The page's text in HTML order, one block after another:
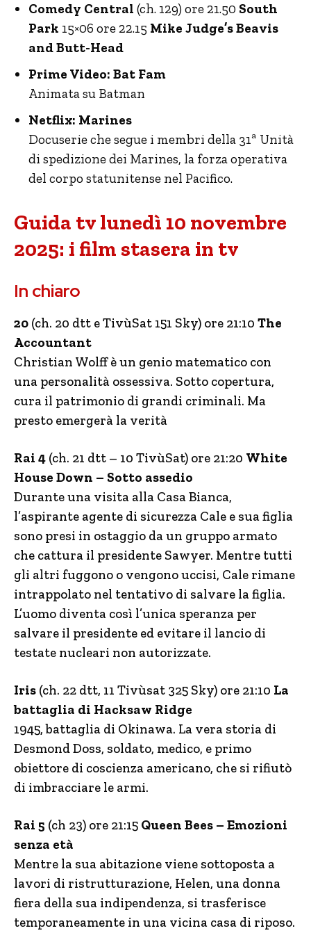
Comedy Central (ch. 129) ore 21.50 South
Park 15×06 ore 22.15 Mike Judge’s Beavis
and Butt-Head
Prime Video: Bat Fam
Animata su Batman
Netflix: Marines
Docuserie che segue i membri della 31ª Unità
di spedizione dei Marines, la forza operativa
del corpo statunitense nel Pacifico.
Guida tv lunedì 10 novembre
2025: i film stasera in tv
In chiaro
20 (ch. 20 dtt e TivùSat 151 Sky) ore 21:10 The
Accountant
Christian Wolff è un genio matematico con
una personalità ossessiva. Sotto copertura,
cura il patrimonio di grandi criminali. Ma
presto emergerà la verità
Rai 4 (ch. 21 dtt – 10 TivùSat) ore 21:20 White
House Down – Sotto assedio
Durante una visita alla Casa Bianca,
l’aspirante agente di sicurezza Cale e sua figlia
sono presi in ostaggio da un gruppo armato
che cattura il presidente Sawyer. Mentre tutti
gli altri fuggono o vengono uccisi, Cale rimane
intrappolato nel tentativo di salvare la figlia.
L’uomo diventa così l’unica speranza per
salvare il presidente ed evitare il lancio di
testate nucleari non autorizzate.
Iris (ch. 22 dtt, 11 Tivùsat 325 Sky) ore 21:10 La
battaglia di Hacksaw Ridge
1945, battaglia di Okinawa. La vera storia di
Desmond Doss, soldato, medico, e primo
obiettore di coscienza americano, che si rifiutò
di imbracciare le armi.
Rai 5 (ch 23) ore 21:15 Queen Bees – Emozioni
senza età
Mentre la sua abitazione viene sottoposta a
lavori di ristrutturazione, Helen, una donna
fiera della sua indipendenza, si trasferisce
temporaneamente in una vicina casa di riposo.